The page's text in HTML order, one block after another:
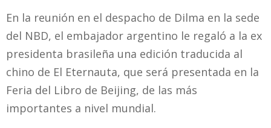
En la reunión en el despacho de Dilma en la sede
del NBD, el embajador argentino le regaló a la ex
presidenta brasileña una edición traducida al
chino de El Eternauta, que será presentada en la
Feria del Libro de Beijing, de las más
importantes a nivel mundial.